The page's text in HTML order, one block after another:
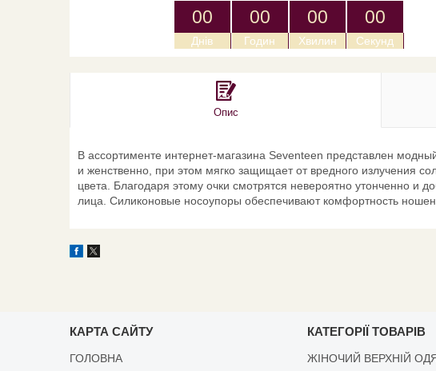
00
Днів
00
Годин
00
Хвилин
00
Секунд
Опис
В ассортименте интернет-магазина Seventeen представлен
и женственно, при этом мягко защищает от вредного излучения
цвета. Благодаря этому очки смотрятся невероятно утонченно
лица. Силиконовые носоупоры обеспечивают комфортность
КАРТА САЙТУ
ГОЛОВНА
КАТЕГОРІЇ ТОВАРІВ
ЖІНОЧИЙ ВЕРХНІЙ